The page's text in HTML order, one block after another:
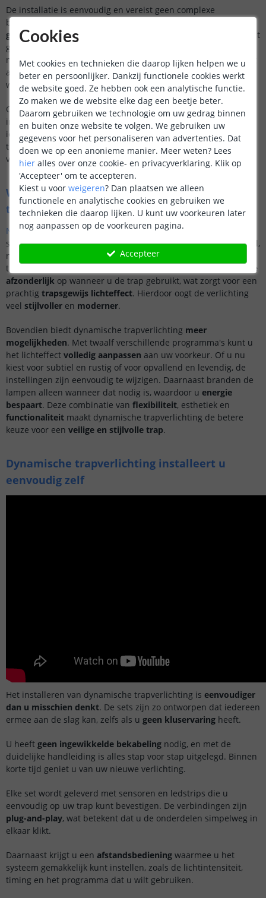
De installatie is eenvoudig en vereist geen complexe
bekabeling. Elke set wordt geleverd met een
gebruiksvriendelijke handleiding
kunt
genieten van uw nieuwe verlichting. Bovendien kunt u met de
meegeleverde controller de lichtpatronen, intensiteit en timing
aanpassen, zodat de verlichting precies aansluit op uw
wensen.
Of u nu een doe-het-zelver bent of liever een professional
inschakelt, dynamische trapverlichting is ontworpen om
iedereen vangemak en stijlte voorzien. Klaar om u trap te
transformeren? Ontdek hoeeenvoudighet is om deze
verlichtingzelf te installeren!
Wat is het verschil met normale
trapverlichting?
Normale trapverlichtingwerkt vaak met een schakelaar of
sensoren en verlichtde hele trapin één keer. Dit is functioneel,
maar mist de visuele dynamiek van dynamische
trapverlichting. Bij
elke trede
afzonderlijk op wanneer u de trap gebruikt, wat zorgt voor een
prachtig trapsgewijs lichteffect. Hierdoor oogt de verlichting
veel stijlvoller en moderner.
Bovendien biedt dynamische trapverlichting meer
mogelijkheden. Met twaalf verschillende programma's kunt u
het lichteffect volledig aanpassen aan uw voorkeur. Of u nu
kiest voor subtiel en rustig of voor opvallend en levendig, de
instellingen zijn eenvoudig te wijzigen. Daarnaast branden de
lampen alleen wanneer dat nodig is, waardoor u energie
bespaart. Deze combinatie van flexibiliteit, esthetiek en
functionaliteit maakt dynamische trapverlichting de betere
keuze voor een veilige en stijlvolle trap.
Dynamische trapverlichting installeert u
eenvoudig zelf
Het installeren van dynamische trapverlichting is eenvoudiger
dan u misschien denkt. De sets zijn zo ontworpen dat iedereen
ermee aan de slag kan, zelfs als u geen kluservaring heeft.
U heeft geen ingewikkelde bekabeling nodig, en met de
duidelijke handleiding is alles stap voor stap uitgelegd. Binnen
korte tijd geniet u van uw nieuwe verlichting.
Elke set wordt geleverd met sensoren en ledstrips die u
eenvoudig op uw trap kunt bevestigen. De verbindingen zijn
plug-and-play, wat betekent dat u de onderdelen simpelweg in
elkaar klikt.
Daarnaast krijgt u een afstandsbediening waarmee u het
systeem gemakkelijk kunt instellen, zoals de lichtintensiteit,
timing en het programma dat u wilt gebruiken.
Cookies
Met cookies en technieken die daarop lijken helpen we u
beter en persoonlijker. Dankzij functionele cookies werkt
de website goed. Ze hebben ook een analytische functie.
Zo maken we de website elke dag een beetje beter.
Daarom gebruiken we technologie om uw gedrag binnen
en buiten onze website te volgen. We gebruiken uw
gegevens voor het personaliseren van advertenties. Dat
doen we op een anonieme manier. Meer weten? Lees
hier alles over onze cookie- en privacyverklaring. Klik op
'Accepteer' om te accepteren.
Kiest u voor weigeren? Dan plaatsen we alleen
functionele en analytische cookies en gebruiken we
technieken die daarop lijken. U kunt uw voorkeuren later
nog aanpassen op de voorkeuren pagina.
Accepteer